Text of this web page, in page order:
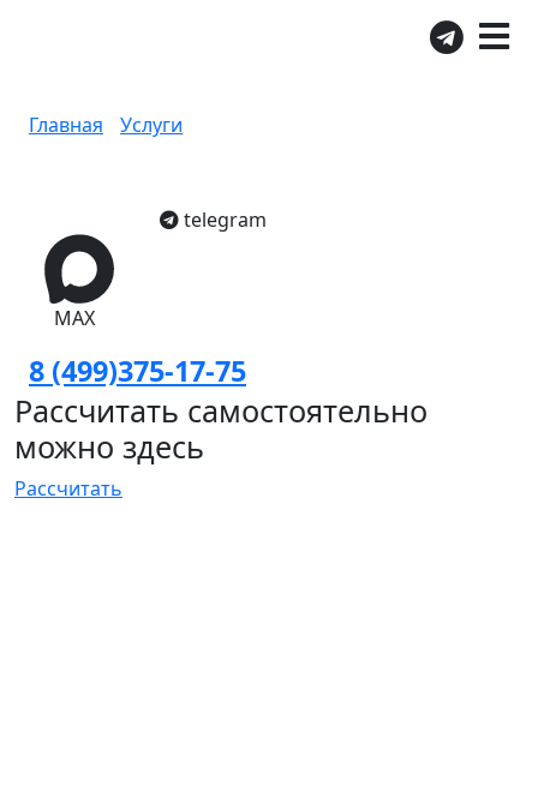
стенку 4 метра в Москве
Главная Услуги
MAX
telegram
8 (499)375-17-75
Рассчитать самостоятельно
можно здесь
Рассчитать